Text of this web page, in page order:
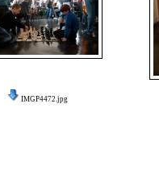
IMGP4472.jpg